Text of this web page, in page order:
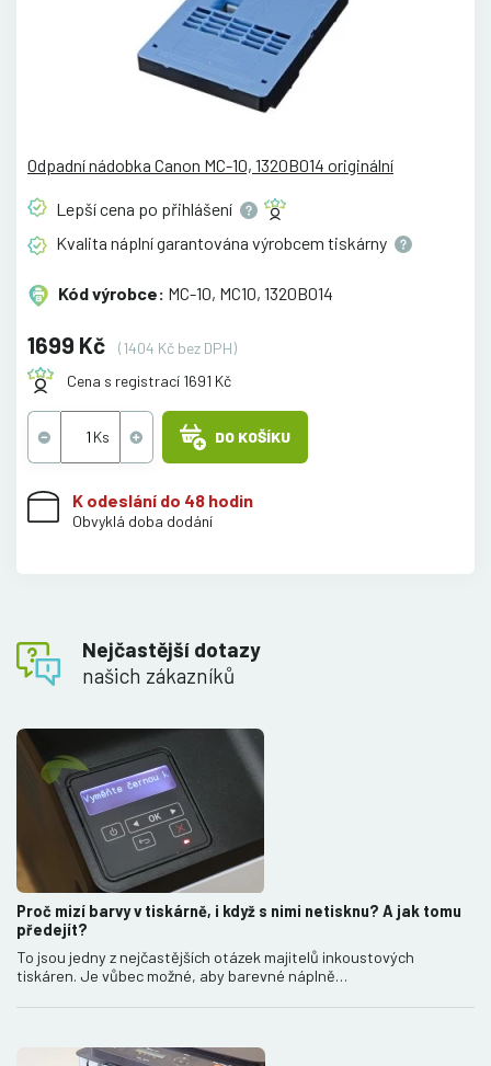
Odpadní nádobka Canon MC-10, 1320B014 originální
Lepší cena po přihlášení
Kvalita náplní garantována výrobcem tiskárny
Kód výrobce: MC-10, MC10, 1320B014
1699 Kč
(1404 Kč bez DPH)
Cena s registrací 1691 Kč
DO KOŠÍKU
K odeslání do 48 hodin
Obvyklá doba dodání
Nejčastější dotazy
našich zákazníků
Proč mizí barvy v tiskárně, i když s nimi netisknu? A jak tomu
předejít?
To jsou jedny z nejčastějších otázek majitelů inkoustových
tiskáren. Je vůbec možné, aby barevné náplně…